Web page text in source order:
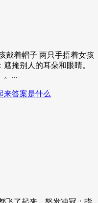
戴着帽子 两只手捂着女孩
掩别人的耳朵和眼睛。
。...
来答案是什么